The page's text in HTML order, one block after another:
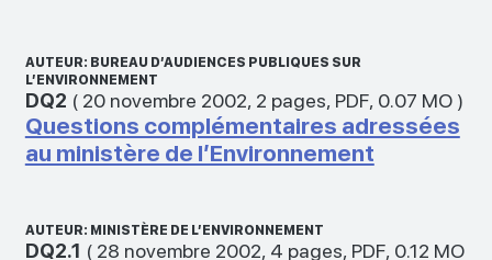
AUTEUR: BUREAU D’AUDIENCES PUBLIQUES SUR
L’ENVIRONNEMENT
DQ2 ( 20 novembre 2002, 2 pages, PDF, 0.07 MO)
Questions complémentaires adressées
au ministère de l’Environnement
AUTEUR: MINISTÈRE DE L’ENVIRONNEMENT
DQ2.1 ( 28 novembre 2002, 4 pages, PDF, 0.12 MO